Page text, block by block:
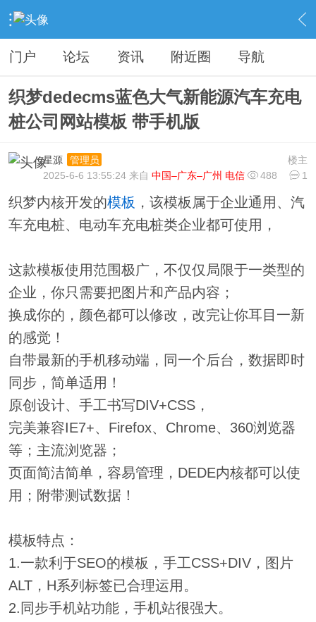
› 分类信息 › 源码模板 › 内容
门户 论坛 资讯 附近圈 导航
织梦dedecms蓝色大气新能源汽车充电
桩公司网站模板 带手机版
楼主
星源
管理员
488
1
2025-6-6 13:55:24 来自 中国–广东–广州 电信
织梦内核开发的模板 ，该模板属于企业通用、汽
车充电桩、电动车充电桩类企业都可使用，
这款模板使用范围极广，不仅仅局限于一类型的
企业，你只需要把图片和产品内容；
换成你的，颜色都可以修改，改完让你耳目一新
的感觉！
自带最新的手机移动端，同一个后台，数据即时
同步，简单适用！
原创设计、手工书写DIV+CSS，
完美兼容IE7+、Firefox、Chrome、360浏览器
等；主流浏览器；
页面简洁简单，容易管理，DEDE内核都可以使
用；附带测试数据！
模板特点：
1.一款利于SEO的模板，手工CSS+DIV，图片
ALT，H系列标签已合理运用。
2.同步手机站功能，手机站很强大。